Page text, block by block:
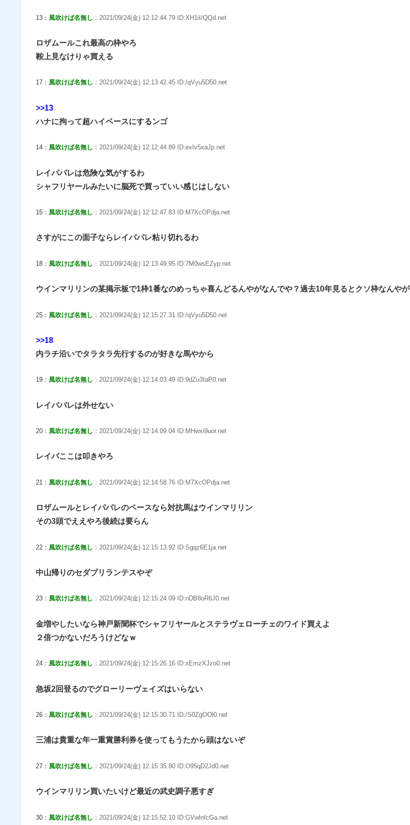
13： 風吹けば名無し ：2021/09/24(金) 12:12:44.79 ID:XH1iI/QQd.net
ロザムールこれ最高の枠やろ
鞍上見なけりゃ買える
17： 風吹けば名無し ：2021/09/24(金) 12:13:42.45 ID:/qVyu5D50.net
>>13
ハナに拘って超ハイペースにするンゴ
14： 風吹けば名無し ：2021/09/24(金) 12:12:44.89 ID:exIv5xaJp.net
レイパパレは危険な気がするわ
シャフリヤールみたいに脳死で買っていい感じはしない
15： 風吹けば名無し ：2021/09/24(金) 12:12:47.83 ID:M7XcOPdja.net
さすがにこの面子ならレイパパレ粘り切れるわ
18： 風吹けば名無し ：2021/09/24(金) 12:13:49.95 ID:7M0wsEZyp.net
ウインマリリンの某掲示板で1枠1番なのめっちゃ喜んどるんやがなんでや？過去10年見るとクソ枠なんやが
25： 風吹けば名無し ：2021/09/24(金) 12:15:27.31 ID:/qVyu5D50.net
>>18
内ラチ沿いでタラタラ先行するのが好きな馬やから
19： 風吹けば名無し ：2021/09/24(金) 12:14:03.49 ID:9dZu3IaP0.net
レイパパレは外せない
20： 風吹けば名無し ：2021/09/24(金) 12:14:09.04 ID:MHwxi9uor.net
レイパここは叩きやろ
21： 風吹けば名無し ：2021/09/24(金) 12:14:58.76 ID:M7XcOPdja.net
ロザムールとレイパパレのペースなら対抗馬はウインマリリン
その3頭でええやろ後続は要らん
22： 風吹けば名無し ：2021/09/24(金) 12:15:13.92 ID:Sgqz6E1ja.net
中山帰りのセダブリランテスやぞ
23： 風吹けば名無し ：2021/09/24(金) 12:15:24.09 ID:nDB8oR6J0.net
金増やしたいなら神戸新聞杯でシャフリヤールとステラヴェローチェのワイド買えよ
２倍つかないだろうけどなｗ
24： 風吹けば名無し ：2021/09/24(金) 12:15:26.16 ID:xEmzXJzo0.net
急坂2回登るのでグローリーヴェイズはいらない
26： 風吹けば名無し ：2021/09/24(金) 12:15:30.71 ID:/S0ZgOOl0.net
三浦は貴重な年一重賞勝利券を使ってもうたから頭はないぞ
27： 風吹けば名無し ：2021/09/24(金) 12:15:35.80 ID:O95qD2Jd0.net
ウインマリリン買いたいけど最近の武史調子悪すぎ
30： 風吹けば名無し ：2021/09/24(金) 12:15:52.10 ID:GVwlnfcGa.net